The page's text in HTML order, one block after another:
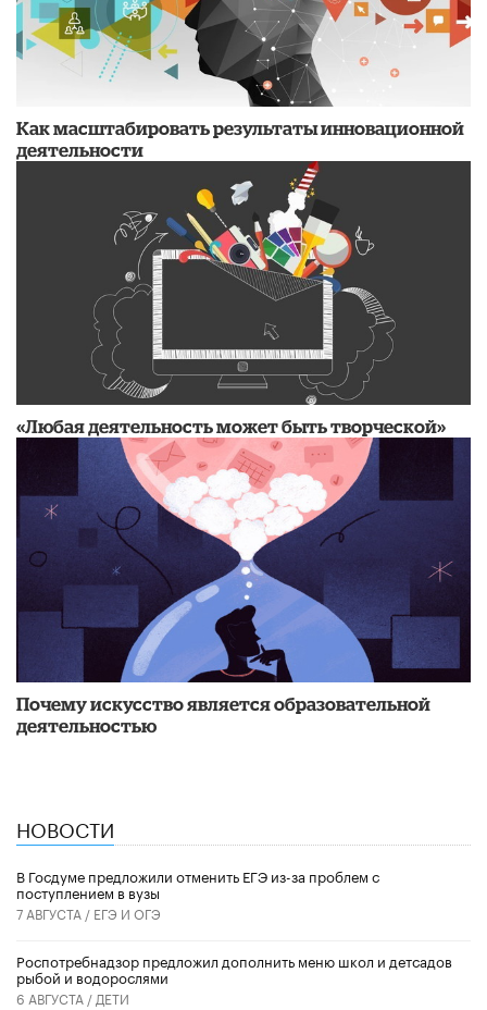
Как масштабировать результаты инновационной
деятельности
«Любая деятельность может быть творческой»
Почему искусство является образовательной
деятельностью
НОВОСТИ
В Госдуме предложили отменить ЕГЭ из-за проблем с
поступлением в вузы
7 АВГУСТА / ЕГЭ И ОГЭ
Роспотребнадзор предложил дополнить меню школ и детсадов
рыбой и водорослями
6 АВГУСТА / ДЕТИ